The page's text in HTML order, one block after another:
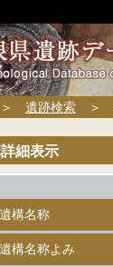
遺跡検索 ＞
細表示
遺構名称
遺構名称よみ